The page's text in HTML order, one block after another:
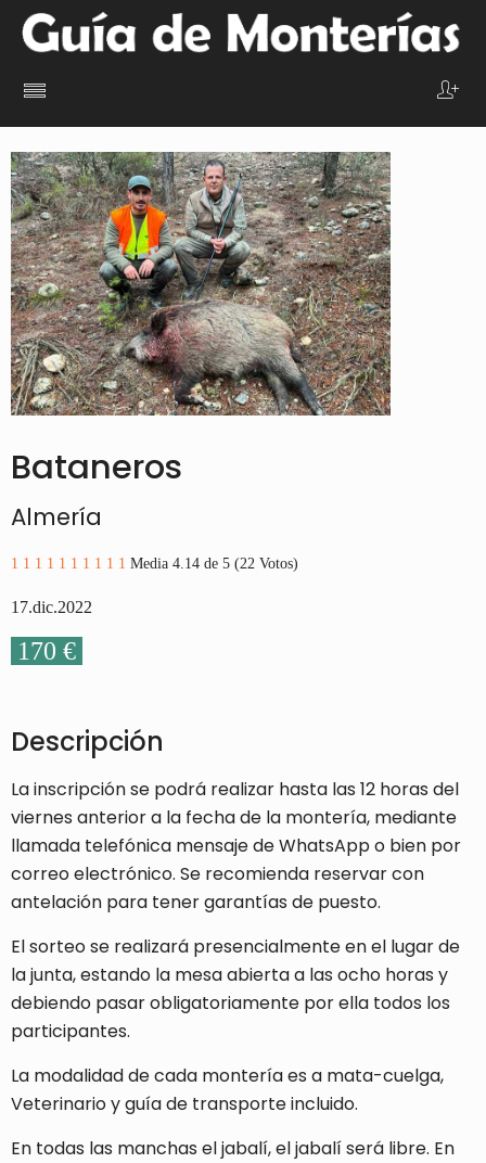
Bataneros
Almería
1 1 1 1 1 1 1 1 1 1 Media 4.14 de 5 (22 Votos)
17.dic.2022
170 €
Descripción
La inscripción se podrá realizar hasta las 12 horas del
viernes anterior a la fecha de la montería, mediante
llamada telefónica mensaje de WhatsApp o bien por
correo electrónico. Se recomienda reservar con
antelación para tener garantías de puesto.
El sorteo se realizará presencialmente en el lugar de
la junta, estando la mesa abierta a las ocho horas y
debiendo pasar obligatoriamente por ella todos los
participantes.
La modalidad de cada montería es a mata-cuelga,
Veterinario y guía de transporte incluido.
En todas las manchas el jabalí, el jabalí será libre. En